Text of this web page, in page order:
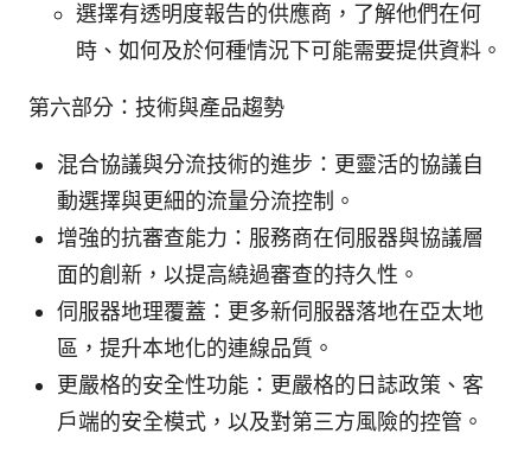
選擇有透明度報告的供應商，了解他們在何
時、如何及於何種情況下可能需要提供資料。
第六部分：技術與產品趨勢
混合協議與分流技術的進步：更靈活的協議自
動選擇與更細的流量分流控制。
增強的抗審查能力：服務商在伺服器與協議層
面的創新，以提高繞過審查的持久性。
伺服器地理覆蓋：更多新伺服器落地在亞太地
區，提升本地化的連線品質。
更嚴格的安全性功能：更嚴格的日誌政策、客
戶端的安全模式，以及對第三方風險的控管。